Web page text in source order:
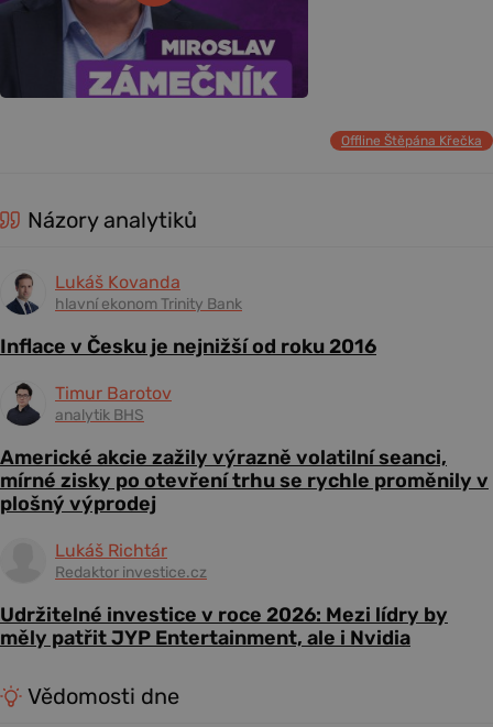
Offline Štěpána Křečka
Názory analytiků
Lukáš Kovanda
hlavní ekonom Trinity Bank
Inflace v Česku je nejnižší od roku 2016
Timur Barotov
analytik BHS
Americké akcie zažily výrazně volatilní seanci,
mírné zisky po otevření trhu se rychle proměnily v
plošný výprodej
Lukáš Richtár
Redaktor investice.cz
Udržitelné investice v roce 2026: Mezi lídry by
měly patřit JYP Entertainment, ale i Nvidia
Vědomosti dne